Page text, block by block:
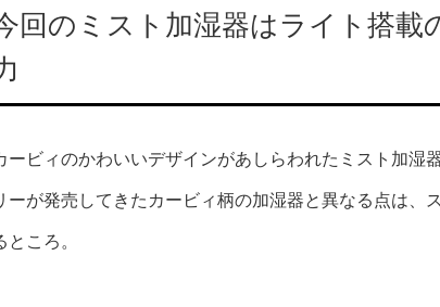
回のミスト加湿器はライト搭載
ービィのかわいいデザインがあしらわれたミスト加湿
ーが発売してきたカービィ柄の加湿器と異なる点は、
ところ。